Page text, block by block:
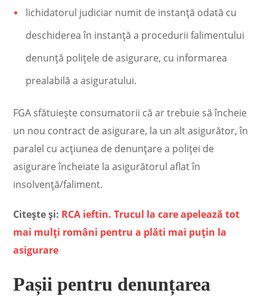
lichidatorul judiciar numit de instanță odată cu
deschiderea în instanță a procedurii falimentului
denunță polițele de asigurare, cu informarea
prealabilă a asiguratului.
FGA sfătuiește consumatorii că ar trebuie să încheie
un nou contract de asigurare, la un alt asigurător, în
paralel cu acțiunea de denunțare a poliței de
asigurare încheiate la asigurătorul aflat în
insolvență/faliment.
Citește și: RCA ieftin. Trucul la care apelează tot
mai mulți români pentru a plăti mai puțin la
asigurare
Pașii pentru denunțarea